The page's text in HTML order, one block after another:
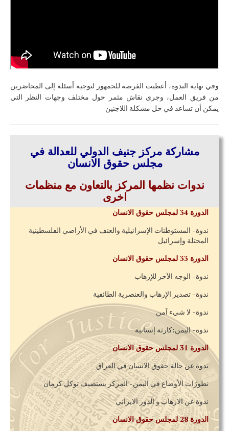
وفي نهاية الندوة، أعطيت الفرصة للجمهور لتوجيه أسئلة إلى المحاضرين
من فريق العمل، وجرى نقاش مثمر حول مختلف وجهات النظر التي
يمكن أن تساعد في حل مشكلة اللاجئين
مشاركة مركز جنيف الدولي للعدالة في
مجلس حقوق الانسان
ندوات نظمها المركز بالتعاون مع منظمات
اخرى
الدورة 34 لمجلس حقوق الانسان
ندوة - المستوطنات الإسرائيلية والعنف في الأراضي الفلسطينية
المحتلة وإسرائيل
الدورة 33 لمجلس حقوق الانسان
ندوة - الوجه الآخر للإرهاب
ندوة - تصدير الإرهاب والعنصرية الطائفية
ندوة - لا شيء آمن
ندوة - اليمن:كارثة إنسانية
الدورة 31 لمجلس حقوق الانسان
ندوة عن حالة حقوق الانسان في العراق
تطورّات الأوضاع في اليمن - المركز يستضيف توكل كرمان
ندوة عن الارهاب و الدور الايراني
الدورة 28 لمجلس حقوق الانسان